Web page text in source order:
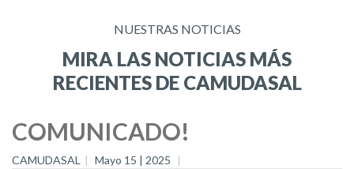
NUESTRAS NOTICIAS
MIRA LAS NOTICIAS MÁS
RECIENTES DE CAMUDASAL
COMUNICADO!
CAMUDASAL Mayo 15 | 2025